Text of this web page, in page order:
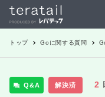
トップ Go に関する質問
Q&A 解決済 2